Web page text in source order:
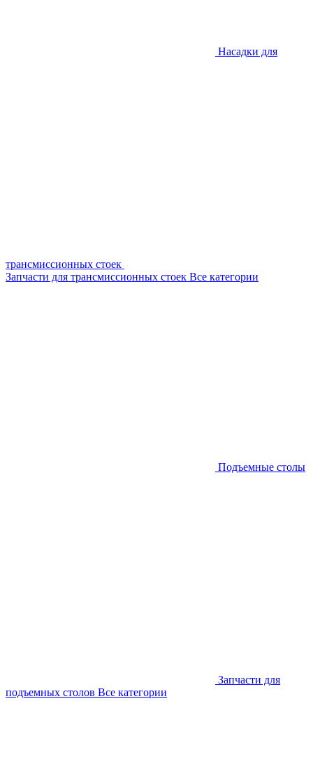
Насадки для
трансмиссионных стоек
Запчасти для трансмиссионных стоек Все категории
Подъемные столы
Запчасти для
подъемных столов Все категории